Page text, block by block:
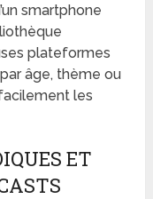
smartphone
plateformes
âge, thème ou
les
ET